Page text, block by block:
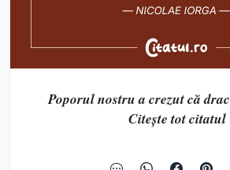
Poporul nostru a crezut că
Citește tot citatul